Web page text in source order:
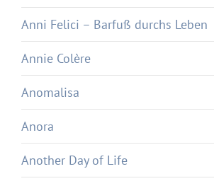
Anni Felici – Barfuß durchs Leben
Annie Colère
Anomalisa
Anora
Another Day of Life